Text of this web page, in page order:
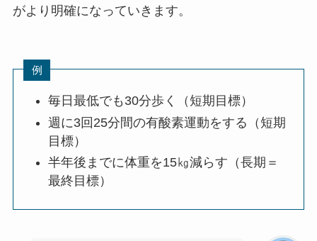
がより明確になっていきます。
例
毎日最低でも30分歩く（短期目標）
週に3回25分間の有酸素運動をする（短期
目標）
半年後までに体重を15㎏減らす（長期＝
最終目標）